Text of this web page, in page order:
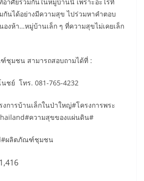
กันได้อย่างมีความสุข ไปร่วมหาคำตอบ
องห้า…หมู่บ้านเล็ก ๆ ที่ความสุขไม่เคยเล็ก
ชุมชน สามารถสอบถามได้ที่ :
ชย์ โทร. 081-765-4232
การบ้านเล็กในป่าใหญ่#โครงการพระ
ความสุขของแผ่นดิน#
ผลิตภัณฑ์ชุมชน
1,416